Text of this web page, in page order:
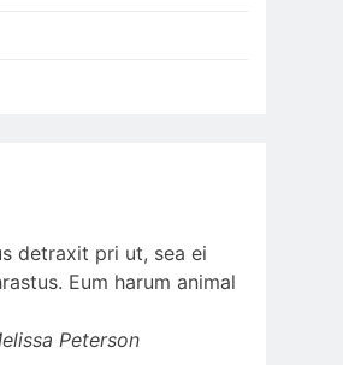
detraxit pri ut, sea ei
Eum harum animal
Peterson